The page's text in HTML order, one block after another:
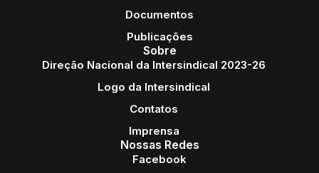
Documentos
Publicações
Sobre
Direção Nacional da Intersindical 2023-26
Logo da Intersindical
Contatos
Imprensa
Nossas Redes
Facebook